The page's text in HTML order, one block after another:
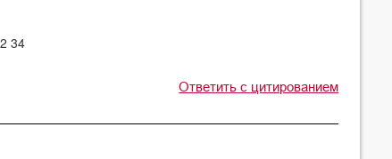
34
Ответить с цитированием